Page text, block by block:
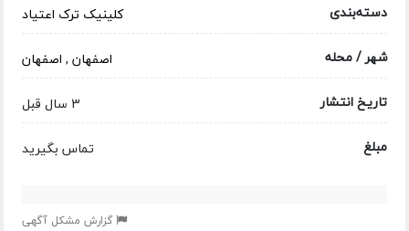
دسته‌بندی
کلینیک ترک اعتیاد
شهر / محله
اصفهان, اصفهان
تاریخ انتشار
3 سال قبل
مبلغ
تماس بگیرید
گزارش مشکل آگهی